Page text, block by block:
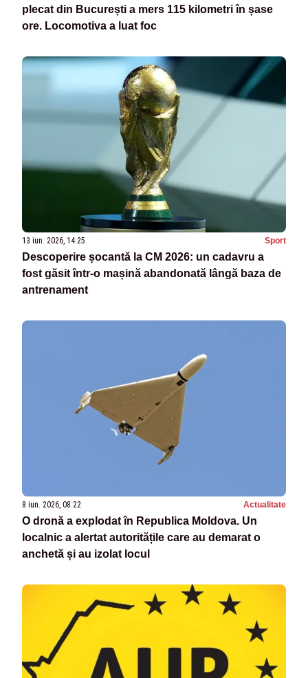
plecat din București a mers 115 kilometri în șase
ore. Locomotiva a luat foc
13 iun. 2026, 14:25 Sport
Descoperire șocantă la CM 2026: un cadavru a
fost găsit într-o mașină abandonată lângă baza de
antrenament
8 iun. 2026, 08:22 Actualitate
O dronă a explodat în Republica Moldova. Un
localnic a alertat autoritățile care au demarat o
anchetă și au izolat locul